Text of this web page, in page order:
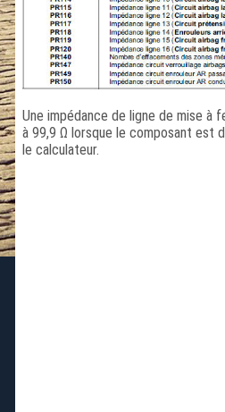
Une impédance de ligne de mise à
à 99,9 Ω lorsque le composant est
le calculateur.